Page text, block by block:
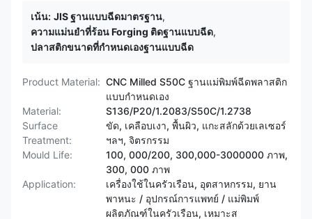
เน้น: JIS ฐานแบบฉีดมาตรฐาน,
ความแม่นยําที่ร้อน Forging ติดฐานแบบฉีด,
ปลาสติกขนาดที่กําหนดเองฐานแบบฉีด
Product Material: CNC Milled S50C ฐานแม่พิมพ์ฉีดพลาสติก
แบบกำหนดเอง
Material:
S136/P20/1.2083/S50C/1.2738
Surface
Treatment:
ขัด, เคลือบเงา, พื้นผิว, แกะสลักด้วยเลเซอร์
ฯลฯ, จิตรกรรม
Mould Life:
100, 000/200, 300,000-3000000 ภาพ,
300, 000 ภาพ
Application:
เครื่องใช้ในครัวเรือน, อุตสาหกรรม, ยาน
พาหนะ / อุปกรณ์การแพทย์ / แม่พิมพ์
ผลิตภัณฑ์ในครัวเรือน, เหมาะส